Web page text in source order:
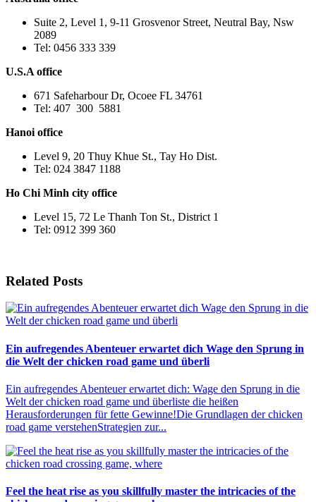
Suite 2, Level 1, 9-11 Grosvenor Street, Neutral Bay, Nsw
2089
Tel: 0456 333 339
U.S.A office
671 Safeharbour Dr, Ocoee FL 34761
Tel: 407 300 5881
Hanoi office
Level 9, 20 Thuy Khue St., Tay Ho Dist.
Tel: 024 3847 1188
Ho Chi Minh city office
Level 15, 72 Le Thanh Ton St., District 1
Tel: 0912 399 360
Related Posts
Ein aufregendes Abenteuer erwartet dich Wage den Sprung in
die Welt der chicken road game und überli
Ein aufregendes Abenteuer erwartet dich: Wage den Sprung in die
Welt der chicken road game und überliste die heißen
Herausforderungen für fette Gewinne!Die Grundlagen der chicken
road game verstehenStrategien zur...
Feel the heat rise as you skillfully master the intricacies of the